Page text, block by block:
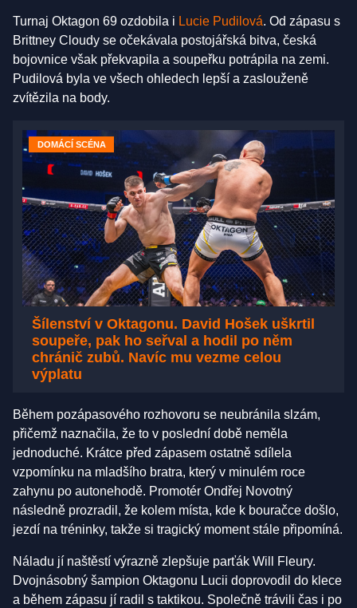
Turnaj Oktagon 69 ozdobila i Lucie Pudilová. Od zápasu s
Brittney Cloudy se očekávala postojářská bitva, česká
bojovnice však překvapila a soupeřku potrápila na zemi.
Pudilová byla ve všech ohledech lepší a zaslouženě
zvítězila na body.
DOMÁCÍ SCÉNA
Šílenství v Oktagonu. David Hošek uškrtil
soupeře, pak ho seřval a hodil po něm
chránič zubů. Navíc mu vezme celou
výplatu
Během pozápasového rozhovoru se neubránila slzám,
přičemž naznačila, že to v poslední době neměla
jednoduché. Krátce před zápasem ostatně sdílela
vzpomínku na mladšího bratra, který v minulém roce
zahynu po autonehodě. Promotér Ondřej Novotný
následně prozradil, že kolem místa, kde k bouračce došlo,
jezdí na tréninky, takže si tragický moment stále připomíná.
Náladu jí naštěstí výrazně zlepšuje parťák Will Fleury.
Dvojnásobný šampion Oktagonu Lucii doprovodil do klece
a během zápasu jí radil s taktikou. Společně trávili čas i po